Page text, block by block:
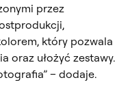
przez
który pozwala
oraz ułożyć zestawy.
– dodaje.